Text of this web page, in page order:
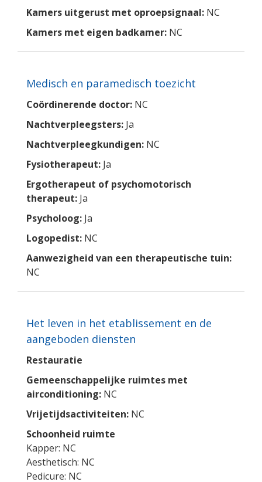
Kamers uitgerust met oproepsignaal: NC
Kamers met eigen badkamer: NC
Medisch en paramedisch toezicht
Coördinerende doctor: NC
Nachtverpleegsters: Ja
Nachtverpleegkundigen: NC
Fysiotherapeut: Ja
Ergotherapeut of psychomotorisch
therapeut: Ja
Psycholoog: Ja
Logopedist: NC
Aanwezigheid van een therapeutische tuin:
NC
Het leven in het etablissement en de
aangeboden diensten
Restauratie
Gemeenschappelijke ruimtes met
airconditioning: NC
Vrijetijdsactiviteiten: NC
Schoonheid ruimte
Kapper: NC
Aesthetisch: NC
Pedicure: NC